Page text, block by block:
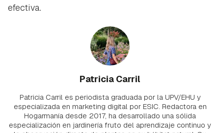
efectiva.
Patricia Carril
Patricia Carril es periodista graduada por la UPV/EHU y
especializada en marketing digital por ESIC. Redactora en
Hogarmanía desde 2017, ha desarrollado una sólida
especialización en jardinería fruto del aprendizaje continuo y